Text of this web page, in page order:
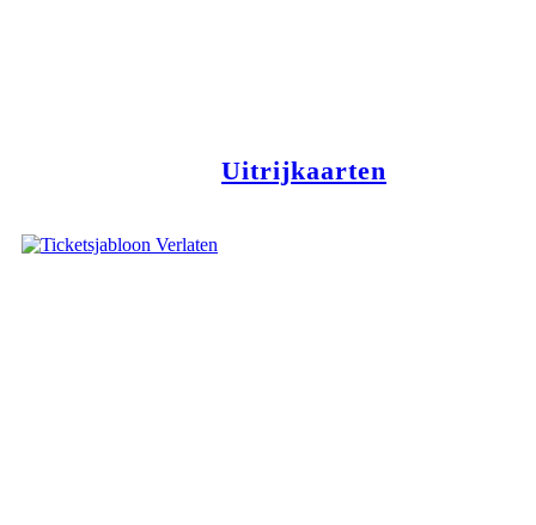
Uitrijkaarten